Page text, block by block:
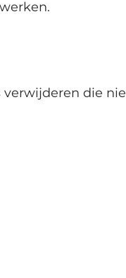
die